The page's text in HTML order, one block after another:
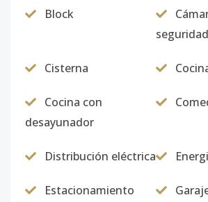
Block
seguridad
Cisterna
Cocina con
desayunador
Distribución eléctrica
Estacionamiento